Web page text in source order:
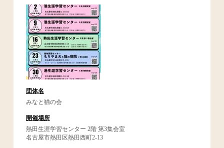
団体名
みなと猫の会
開催場所
熱田生涯学習センター 2階 第3集会室
名古屋市熱田区熱田西町2-13